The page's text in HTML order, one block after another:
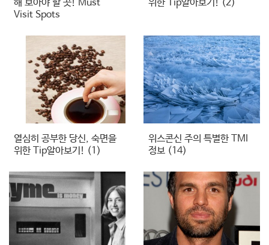
해 보아야 할 곳! Must
Visit Spots
위한 Tip알아보기! (2)
열심히 공부한 당신, 숙면을
위한 Tip알아보기! (1)
위스콘신 주의 특별한 TMI
정보 (14)